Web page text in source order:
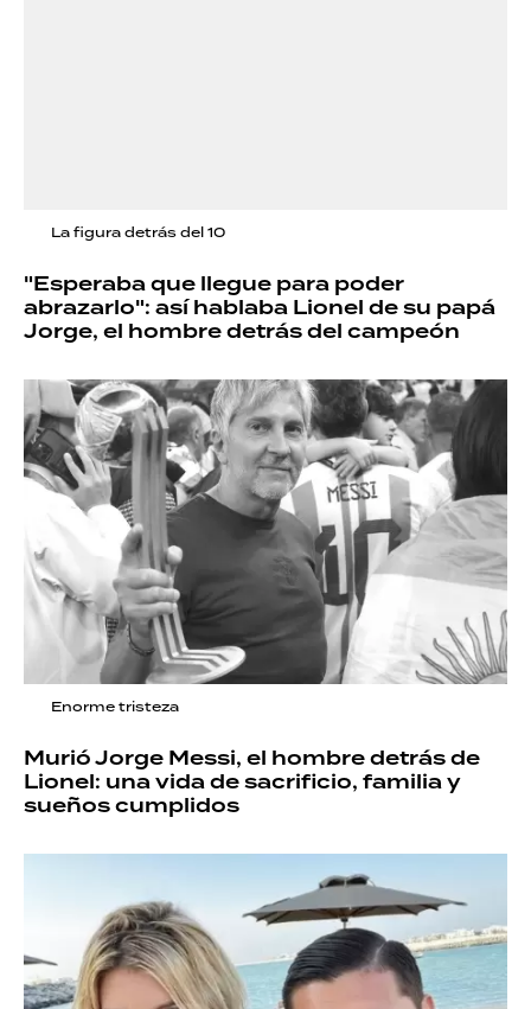
La figura detrás del 10
"Esperaba que llegue para poder
abrazarlo": así hablaba Lionel de su papá
Jorge, el hombre detrás del campeón
Enorme tristeza
Murió Jorge Messi, el hombre detrás de
Lionel: una vida de sacrificio, familia y
sueños cumplidos